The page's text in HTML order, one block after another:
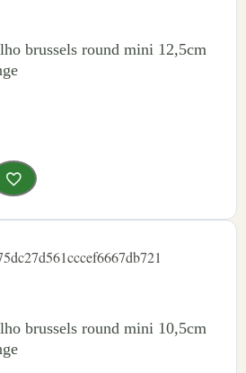
brussels round mini 12,5cm
brussels round mini 10,5cm